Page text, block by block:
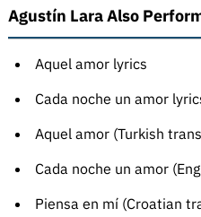
Agustín Lara Also
Aquel amor lyrics
Cada noche un amor
Aquel amor (Turkish
Cada noche un amor
Piensa en mí (Croatian